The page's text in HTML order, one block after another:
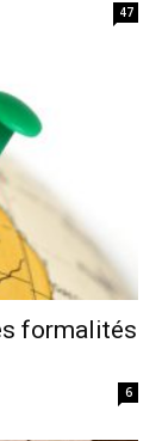
47
formalités
6